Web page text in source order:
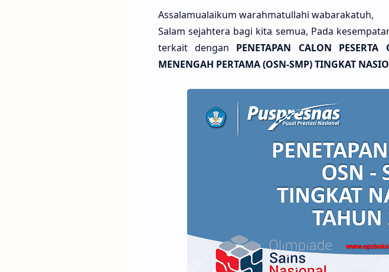
Assalamualaikum warahmatullahi wabarakatuh,
Salam sejahtera bagi kita semua, Pada
terkait dengan PENETAPAN CALON PESERTA
MENENGAH PERTAMA (OSN-SMP)TINGKAT